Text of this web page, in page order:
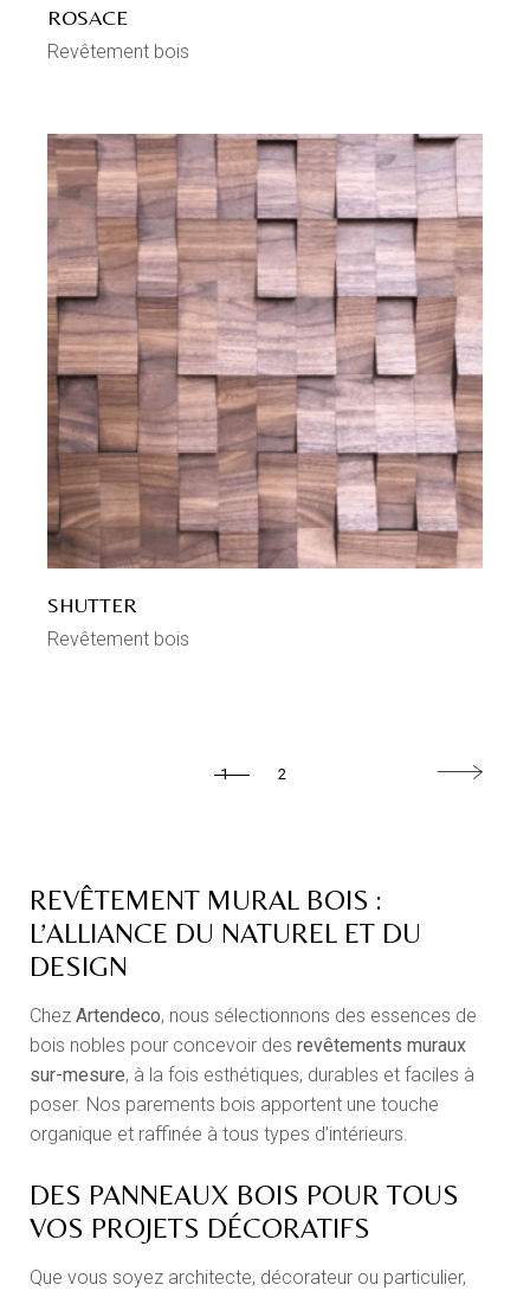
ROSACE
Revêtement bois
SHUTTER
Revêtement bois
1 2
REVÊTEMENT MURAL BOIS :
L’ALLIANCE DU NATUREL ET DU
DESIGN
ChezArtendeco, nous sélectionnons des essences de
bois nobles pour concevoir desrevêtements muraux
sur-mesure, à la fois esthétiques, durables et faciles à
poser. Nos parements bois apportent une touche
organique et raffinée à tous types d’intérieurs.
DES PANNEAUX BOIS POUR TOUS
VOS PROJETS DÉCORATIFS
Que vous soyez architecte, décorateur ou particulier,